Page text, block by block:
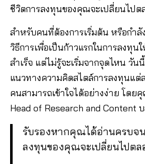
ชีวิตการลงทุนของคุณจะเปลี่ยนไปต
สำหรับคนที่ต้องการเริ่มต้น หรือกำ
วิธีการเพื่อเป็นก้าวแรกในการลงทุน
สำเร็จ แต่ไม่รู้จะเริ่มจากจุดไหน วัน
แนวทางความคิดสไตล์การลงทุนแต่
คนสามารถเข้าใจได้อย่างง่าย โดย
Head of Research and Content
รับรองหากคุณได้อ่านครบจ
ลงทุนของคุณจะเปลี่ยนไปตล